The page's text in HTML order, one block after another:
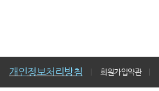
개인정보처리방침 회원가입약관